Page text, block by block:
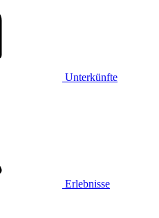
Unterkünfte
Erlebnisse